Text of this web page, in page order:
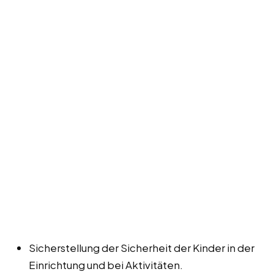
Sicherstellung der Sicherheit der Kinder in der
Einrichtung und bei Aktivitäten.